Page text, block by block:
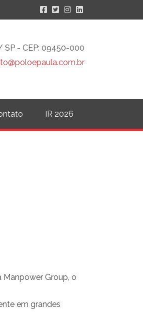
SP - CEP: 09450-000
IR 2026
Group, o
em grandes